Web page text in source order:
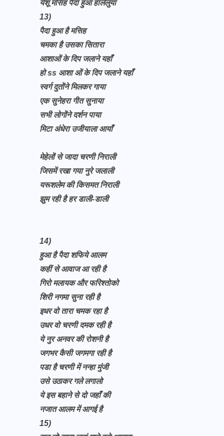
येशू मसिह पैदा हुआ हालेलुया
13)
पैदा हुआ है मसिह
चमका है उसका सितारा
आशाओं के दिप जलाने यहाँ
हो ss आशा ओं के दिप जलाने यहाँ
स्वर्ग दुतोंने मिलकर गाया
एक सुनेहरा गीत सुनाया
सभी लोगोंने दर्शन पाया
मिटा अंधेरा उजीयाला आयाँ
मेहेलों से जादा चरणी निराली
जिसमें रखा गया नुरे जलाली
यरूशलेम की किसमत निराली
झुम रही है हर डाली-डाली
14)
हुआ है पैदा शफिये आलम
कहीं से आवाज आ रही है
गिरो मलायक और फरिश्तोको
शिरी नगमा सुना रही है
इधर वो तारा चमक रहा है
उधर वो चरणी दमक रही है
ये नुर अनवर की रोशनी है
जगभर कैसी जगमगा रही है
पडा है चरणी में नन्हा मुंजी
उसे उठाकर गले लगालो
ये इस बहाने से दो जहाँ की
नजात आलम में आगई है
15)